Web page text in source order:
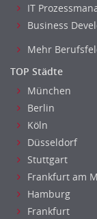
IT
Business
Mehr
TOP Städte
München
Berlin
Köln
Düsseldorf
Stuttgart
Frankfurt am
Hamburg
Frankfurt